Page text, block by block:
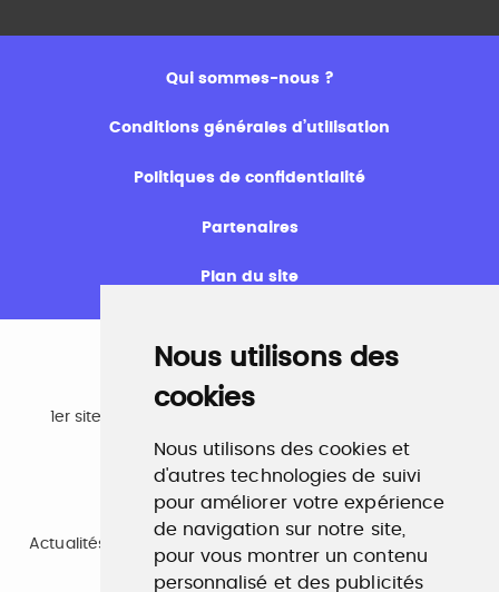
Nous utilisons des
cookies
Nous utilisons des cookies et
d'autres technologies de suivi
pour améliorer votre expérience
de navigation sur notre site,
pour vous montrer un contenu
personnalisé et des publicités
Qui sommes-nous ?
Conditions générales d’utilisation
Politiques de confidentialité
Partenaires
Plan du site
Emploi
1er site emploi du secteur culturel 784.000 visites et
www.profilculture.com
Formation
Actualités, guide et annuaire des formations aux métiers
de la culture.
www.profilculture-formation.com